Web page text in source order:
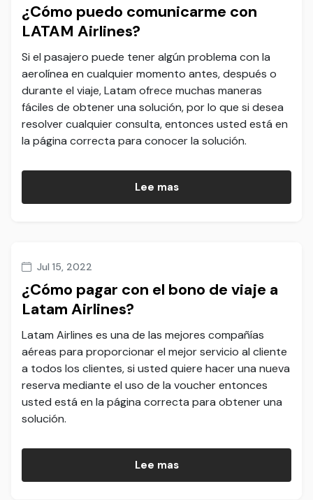
¿Cómo puedo comunicarme con
LATAM Airlines?
Si el pasajero puede tener algún problema con la
aerolínea en cualquier momento antes, después o
durante el viaje, Latam ofrece muchas maneras
fáciles de obtener una solución, por lo que si desea
resolver cualquier consulta, entonces usted está en
la página correcta para conocer la solución.
Lee mas
Jul 15, 2022
¿Cómo pagar con el bono de viaje a
Latam Airlines?
Latam Airlines es una de las mejores compañías
aéreas para proporcionar el mejor servicio al cliente
a todos los clientes, si usted quiere hacer una nueva
reserva mediante el uso de la voucher entonces
usted está en la página correcta para obtener una
solución.
Lee mas